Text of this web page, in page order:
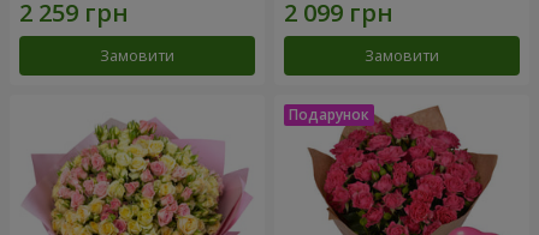
Замовити Замовити